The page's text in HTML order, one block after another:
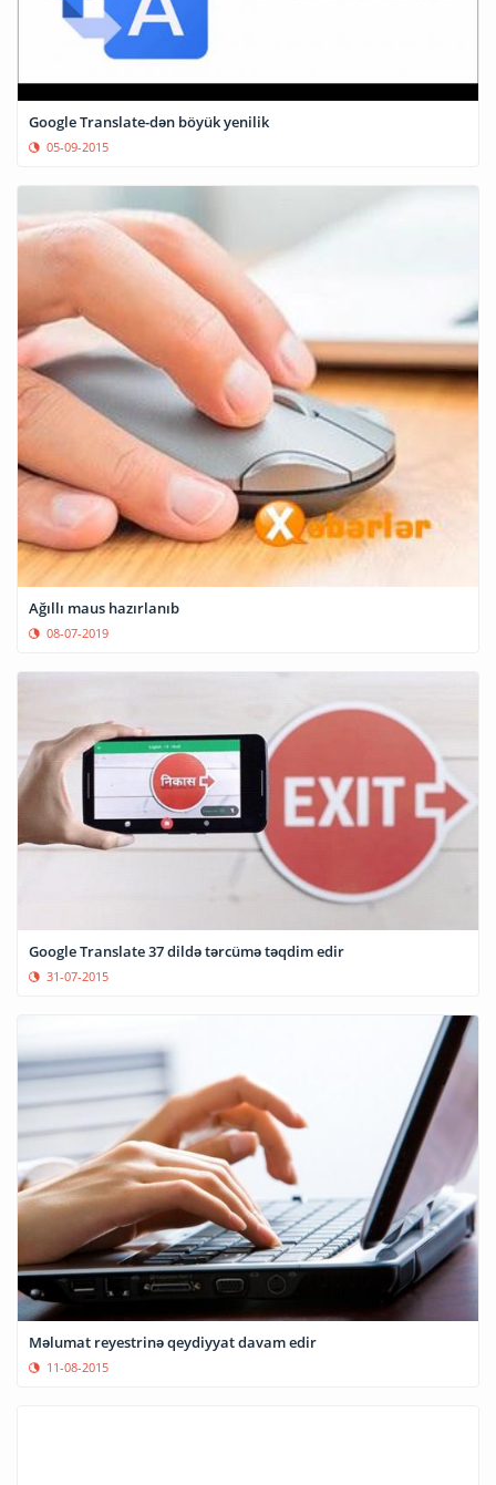
Google Translate-dən böyük yenilik
05-09-2015
Ağıllı maus hazırlanıb
08-07-2019
Google Translate 37 dildə tərcümə təqdim edir
31-07-2015
Məlumat reyestrinə qeydiyyat davam edir
11-08-2015